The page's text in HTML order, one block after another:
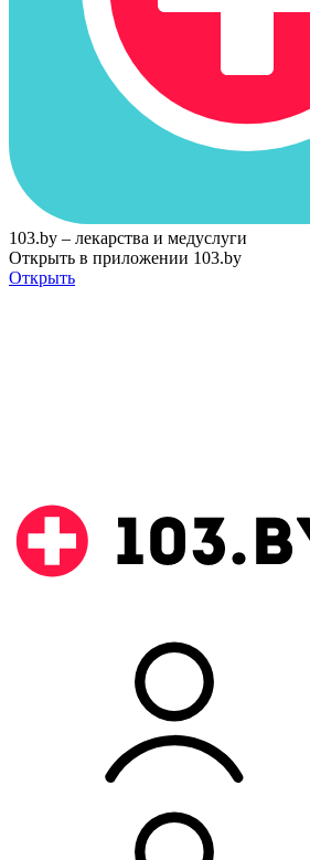
103.by – лекарства и медуслуги
Открыть в приложении 103.by
Открыть